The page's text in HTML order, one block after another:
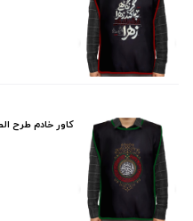
کاور خادم طرح